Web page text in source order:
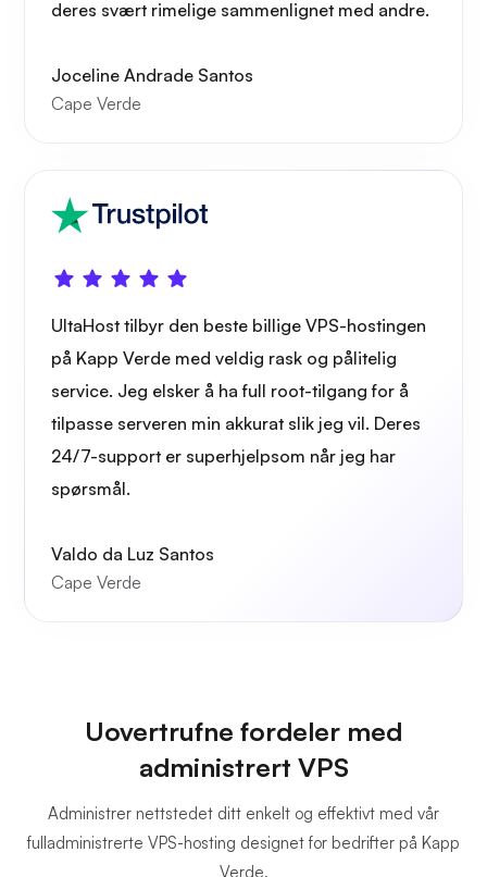
deres svært rimelige sammenlignet med andre.
Joceline Andrade Santos
Cape Verde
UltaHost tilbyr den beste billige VPS-hostingen
på Kapp Verde med veldig rask og pålitelig
service. Jeg elsker å ha full root-tilgang for å
tilpasse serveren min akkurat slik jeg vil. Deres
24/7-support er superhjelpsom når jeg har
spørsmål.
Valdo da Luz Santos
Cape Verde
Uovertrufne fordeler med
administrert VPS
Administrer nettstedet ditt enkelt og effektivt med vår
fulladministrerte VPS-hosting designet for bedrifter på Kapp
Verde.